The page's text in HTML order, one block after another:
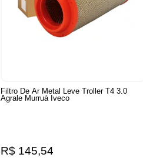
Filtro De Ar Metal Leve Troller T4 3.0
Agrale Murruá Iveco
R$ 145,54